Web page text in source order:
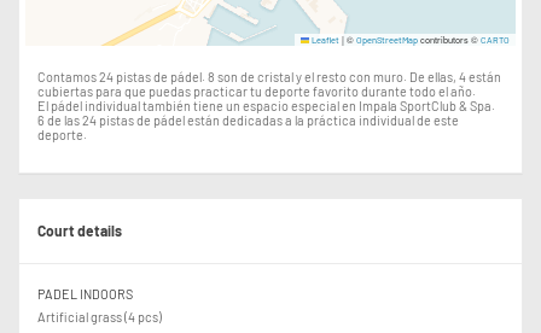
Leaflet |© OpenStreetMap contributors © CARTO
Contamos 24 pistas de pádel. 8 son de cristal y el resto con muro. De ellas, 4 están
cubiertas para que puedas practicar tu deporte favorito durante todo el año.
El pádel individual también tiene un espacio especial en Impala SportClub & Spa.
6 de las 24 pistas de pádel están dedicadas a la práctica individual de este
deporte.
Court details
PADEL INDOORS
Artificial grass (4 pcs)